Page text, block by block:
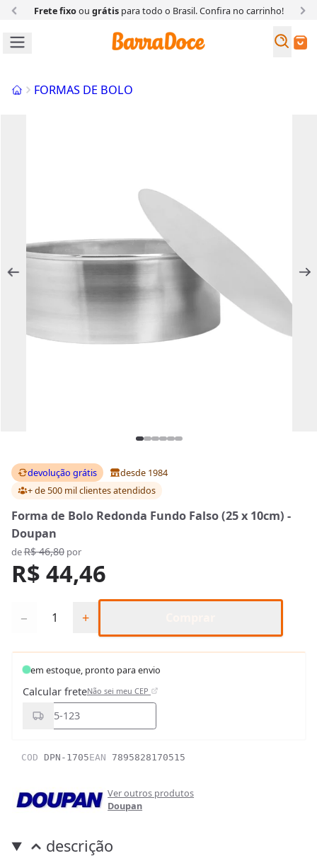
Frete fixoou grátispara todo o Brasil. Confira no carrinho!
Buscar
InícioFORMAS DE BOLO
devolução grátis
desde 1984
+ de 500 mil clientesatendidos
Forma de Bolo Redonda Fundo Falso (25 x 10cm) -
Doupan
deR$ 46,80por
R$ 44,46
− +
em estoque, pronto para envio
Calcular freteNão sei meu CEP
COD DPN-1705EAN 7895828170515
Ver outros produtos
Doupan
descrição